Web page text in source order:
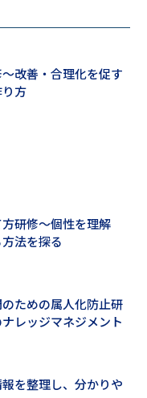
改善・合理化を促す
方
研修～個性を理解
法を探る
ための属人化防止研
レッジマネジメント
を整理し、分かりや